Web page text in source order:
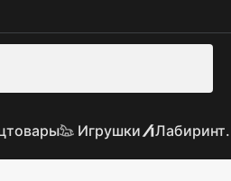
Игрушки